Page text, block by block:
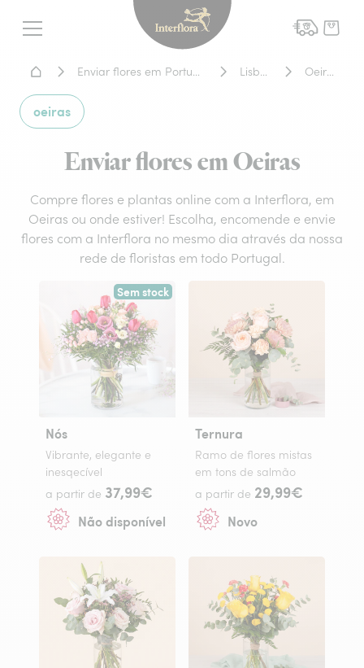
Menu
Interflora - entrega de
Home - Entrega de flores
oeiras
Enviar flores em Oeiras
Compre flores e plantas online com a Interflora, em
Oeiras ou onde estiver! Escolha, encomende e envie
flores com a Interflora no mesmo dia através da nossa
rede de floristas em todo Portugal.
Sem stock
Nós
Vibrante, elegante e
inesqecível
a partir de 37,99€
Não disponível
Ternura
Ramo de flores mistas
em tons de salmão
a partir de 29,99€
Novo